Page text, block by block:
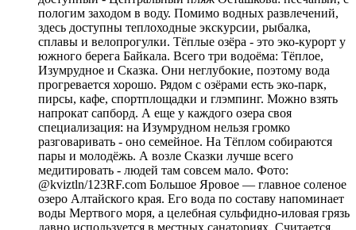
пологим заходом в воду. Помимо водных развлечений,
здесь доступны теплоходные экскурсии, рыбалка,
сплавы и велопрогулки. Тёплые озёра - это эко-курорт у
южного берега Байкала. Всего три водоёма: Тёплое,
Изумрудное и Сказка. Они неглубокие, поэтому вода
прогревается хорошо. Рядом с озёрами есть эко-парк,
пирсы, кафе, спортплощадки и глэмпинг. Можно взять
напрокат сапборд. А еще у каждого озера своя
специализация: на Изумрудном нельзя громко
разговаривать - оно семейное. На Тёплом собираются
пары и молодёжь. А возле Сказки лучше всего
медитировать - людей там совсем мало. Фото:
@kviztln/123RF.com Большое Яровое — главное соленое
озеро Алтайского края. Его вода по составу напоминает
воды Мертвого моря, а целебная сульфидно-иловая грязь
давно используется в местных санаториях. Считается,